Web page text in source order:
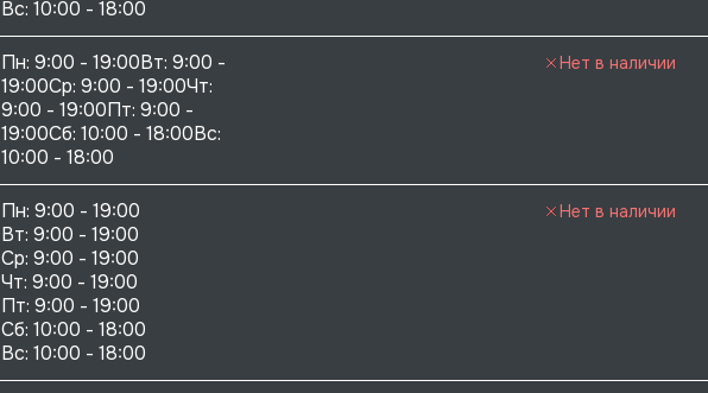
Пн: 9:00 - 19:00Вт: 9:00 -
19:00Ср: 9:00 - 19:00Чт:
9:00 - 19:00Пт: 9:00 -
19:00Сб: 10:00 - 18:00Вс:
10:00 - 18:00
Нет в наличии
Пн: 9:00 - 19:00
Вт: 9:00 - 19:00
Ср: 9:00 - 19:00
Чт: 9:00 - 19:00
Пт: 9:00 - 19:00
Сб: 10:00 - 18:00
Нет в наличии